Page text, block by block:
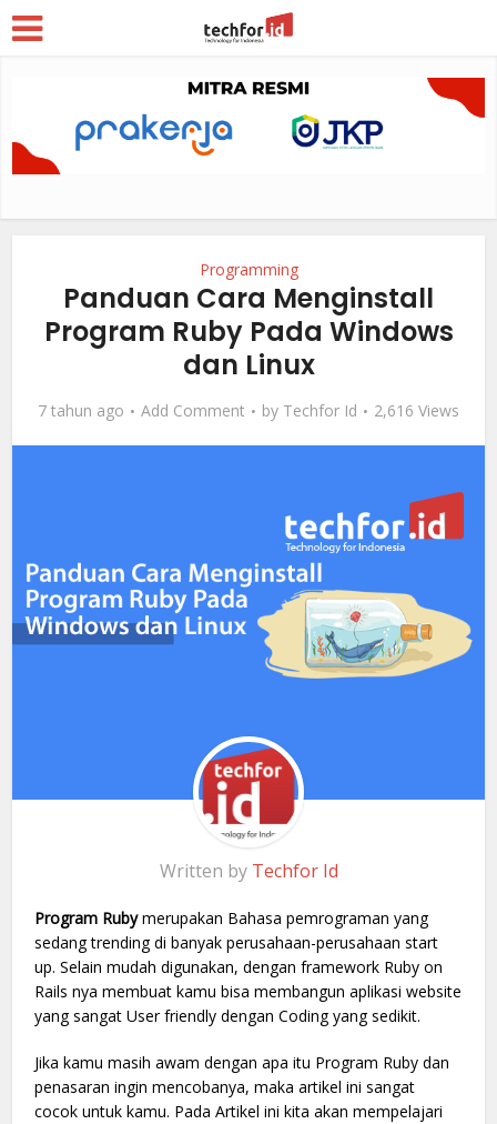
Programming
Panduan Cara Menginstall
Program Ruby Pada Windows
dan Linux
7 tahun ago Add Comment by Techfor Id 2,616 Views
Written by Techfor Id
Program Rubymerupakan Bahasa pemrograman yang
sedang trending di banyak perusahaan-perusahaan start
up. Selain mudah digunakan, dengan framework Ruby on
Rails nya membuat kamu bisa membangun aplikasi website
yang sangat User friendly dengan Coding yang sedikit.
Jika kamu masih awam dengan apa itu Program Ruby dan
penasaran ingin mencobanya, maka artikel ini sangat
cocok untuk kamu. Pada Artikel ini kita akan mempelajari